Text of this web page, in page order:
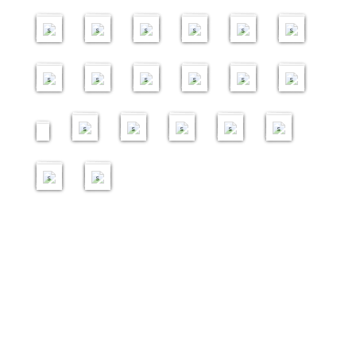
e
s
e
s
e
s
e
s
e
s
e
s
i
m
a
e
s
i
m
a
e
s
i
m
a
e
s
i
m
a
e
s
i
m
a
e
s
i
m
a
e
s
討
會
2
i
m
a
s
階
班
1
i
a
e
s
星
期
二
i
a
e
s
階
班
2
i
a
e
s
階
班
2
i
a
e
s
階
班
2
i
a
e
s
考
察
團
2
1
8
1
a
e
s
埔
寨
社
企
流
團
2
a
e
s